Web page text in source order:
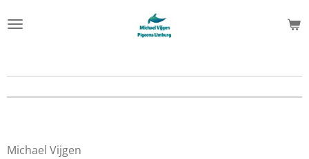
direct
hoofdinhoud
Michael Vijgen